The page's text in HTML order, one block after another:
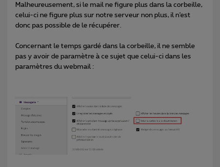
Malheureusement, si le mail ne figure plus dans la corbeille,
celui-ci ne figure plus sur notre serveur non plus, il n’est
donc pas possible de le récupérer.
Concernant le temps gardé dans la corbeille, il ne semble
pas y avoir de paramètre à ce sujet que celui-ci dans les
paramètres du webmail :